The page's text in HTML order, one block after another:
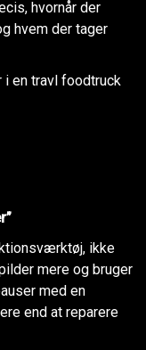
hvornår der
hvem der tager
en travl foodtruck
ikke
mere og bruger
med en
end at reparere